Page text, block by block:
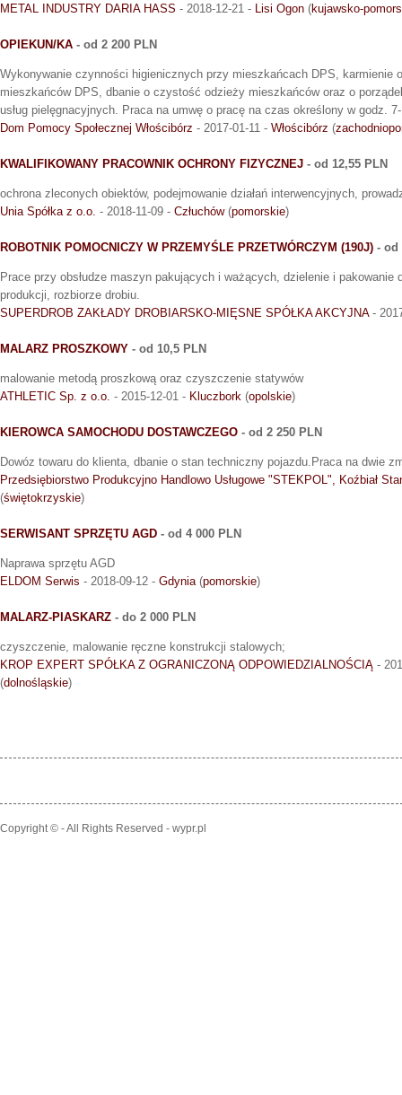
METAL INDUSTRY DARIA HASS - 2018-12-21 - Lisi Ogon (kujawsko-
OPIEKUN/KA - od 2 200 PLN
Wykonywanie czynności higienicznych przy mieszkańcach DPS, karmienie
mieszkańców DPS, dbanie o czystość odzieży mieszkańców oraz o
usług pielęgnacyjnych. Praca na umwę o pracę na czas określony w godz.
Dom Pomocy Społecznej Włościbórz - 2017-01-11 - Włościbórz (
KWALIFIKOWANY PRACOWNIK OCHRONY FIZYCZNEJ - od 12,55 PLN
ochrona zleconych obiektów, podejmowanie działań interwencyjnych,
Unia Spółka z o.o. - 2018-11-09 - Człuchów(pomorskie)
ROBOTNIK POMOCNICZY W PRZEMYŚLE PRZETWÓRCZYM (190J) - od
Prace przy obsłudze maszyn pakujących i ważących, dzielenie i pakowanie
produkcji, rozbiorze drobiu.
SUPERDROB ZAKŁADY DROBIARSKO-MIĘSNE SPÓŁKA AKCYJNA-
MALARZ PROSZKOWY - od 10,5 PLN
malowanie metodą proszkową oraz czyszczenie statywów
ATHLETIC Sp. z o.o. - 2015-12-01 - Kluczbork (opolskie)
KIEROWCA SAMOCHODU DOSTAWCZEGO - od 2 250 PLN
Dowóz towaru do klienta, dbanie o stan techniczny pojazdu.Praca na dwie
Przedsiębiorstwo Produkcyjno Handlowo Usługowe "STEKPOL", Koźbiał
(świętokrzyskie)
SERWISANT SPRZĘTU AGD - od 4 000 PLN
Naprawa sprzętu AGD
ELDOM Serwis - 2018-09-12 - Gdynia(pomorskie)
MALARZ-PIASKARZ - do 2 000 PLN
czyszczenie, malowanie ręczne konstrukcji stalowych;
KROP EXPERT SPÓŁKA Z OGRANICZONĄ ODPOWIEDZIALNOŚCIĄ -
(dolnośląskie)
Copyright © - All Rights Reserved - wypr.pl